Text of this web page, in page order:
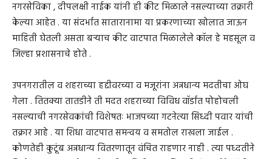
नगरसेविका , दीपलक्षी नाईक यांनी ही कीट मिळाले नसल्याच्या तक्रारी
केल्या आहेत . या संदर्भात सातारानामा या प्रकरणाच्या खोलात जाऊन
माहिती घेतली असता बऱ्याच कीट वाटपात मिळालेले कॉल हे महसूल व
जिल्हा प्रशासनाचे होते .
उपनगरातील व शहराच्या हद्दीवरच्या व मजूरांना अन्नधान्य मदतीचा ओघ
गेला . तितक्या तातडीने ती मदत शहराच्या विविध वॉर्डात पोहोचली
नसल्याची नगरसेवकांची विशेषतः भाजपच्या गटनेत्या सिध्दी पवार यांची
तक्रार आहे . या शिधा वाटपात समन्वय व समतोल राखला जाईल .
कोणतेही कुटूंब अन्नधान्य वितरणातून वंचित राहणार नाही . त्या पध्दतीने